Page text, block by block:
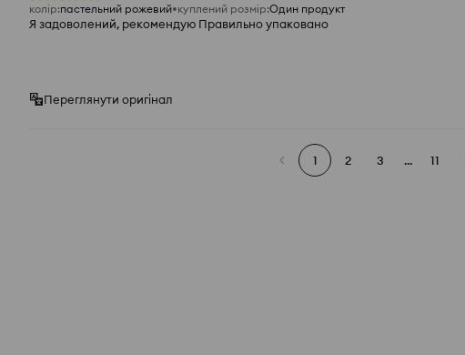
колір:пастельний рожевий куплений розмір:Один продукт
Я задоволений, рекомендую Правильно упаковано
Переглянути оригінал
1 2 3 ... 11